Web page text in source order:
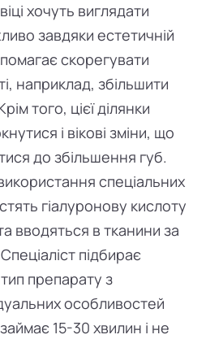
хочуть виглядати
завдяки естетичній
скорегувати
наприклад, збільшити
того, цієї ділянки
і вікові зміни, що
до збільшення губ.
спеціальних
гіалуронову кислоту
вводяться в тканини за
підбирає
препарату з
особливостей
15-30 хвилин і не